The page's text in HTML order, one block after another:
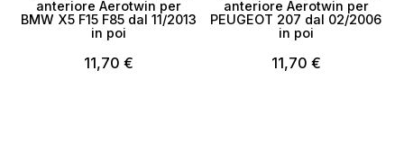
anteriore Aerotwin per
BMW X5 F15 F85 dal 11/2013
in poi
11,70 €
anteriore Aerotwin per
PEUGEOT 207 dal 02/2006
in poi
11,70 €